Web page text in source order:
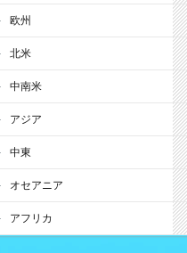
欧州
北米
中南米
アジア
中東
オセアニア
アフリカ